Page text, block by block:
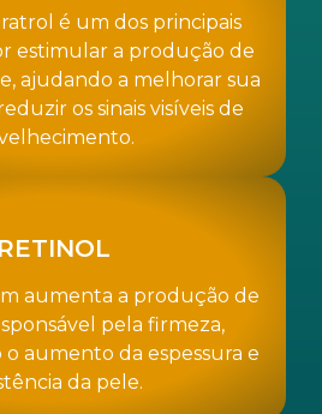
é um dos principais
estimular a produção de
ajudando a melhorar sua
os sinais visíveis de
RETINOL
aumenta a produção de
pela firmeza,
aumento da espessura e
da pele.